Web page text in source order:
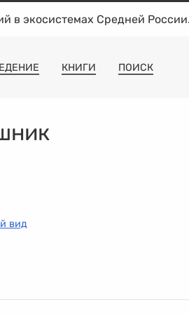
в экосистемах Средней
КНИГИ ПОИСК
вид